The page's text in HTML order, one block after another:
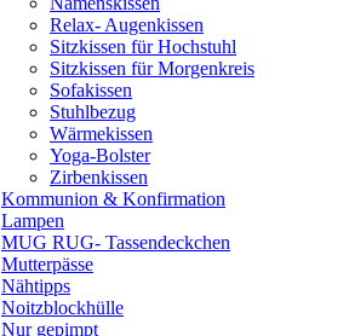
Relax- Augenkissen
Sitzkissen für Hochstuhl
Sitzkissen für Morgenkreis
Sofakissen
Stuhlbezug
Wärmekissen
Yoga-Bolster
Zirbenkissen
Kommunion & Konfirmation
Lampen
MUG RUG- Tassendeckchen
Mutterpässe
Nähtipps
Noitzblockhülle
Nur gepimpt